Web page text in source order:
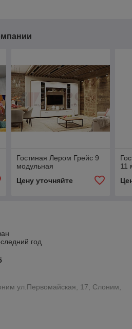
Гостиная Лером Грейс 9
модульная
Цену уточняйте
11
год
ул.Первомайская, 17, Слоним,